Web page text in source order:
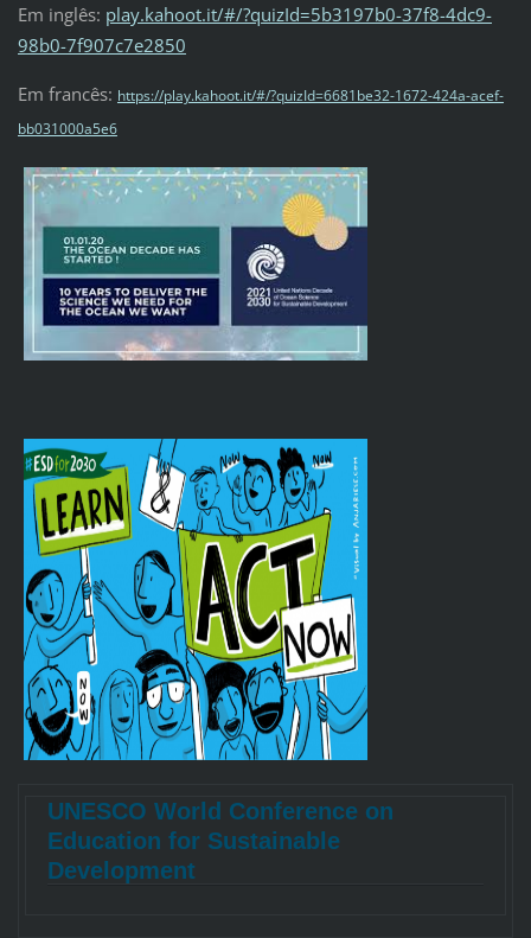
Em inglês: play.kahoot.it/#/?quizId=5b3197b0-37f8-4dc9-
98b0-7f907c7e2850
Em francês: https://play.kahoot.it/#/?quizId=6681be32-1672-424a-acef-
bb031000a5e6
UNESCO World Conference on
Education for Sustainable
Development